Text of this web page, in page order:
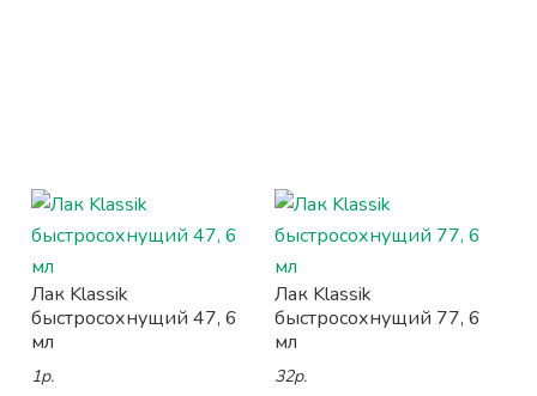
Лак Klassik
быстросохнущий 47, 6
мл
1р.
Лак Klassik
быстросохнущий 77, 6
мл
32р.